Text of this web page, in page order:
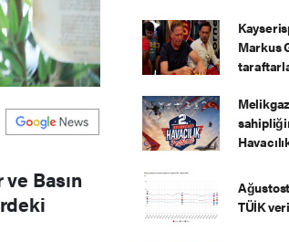
Basın
Markus
TÜİK